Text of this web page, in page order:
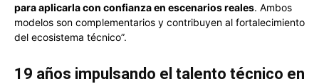
para aplicarla con confianza en escenarios reales. Ambos
modelos son complementarios y contribuyen al fortalecimiento
del ecosistema técnico”.
19 años impulsando el talento técnico en